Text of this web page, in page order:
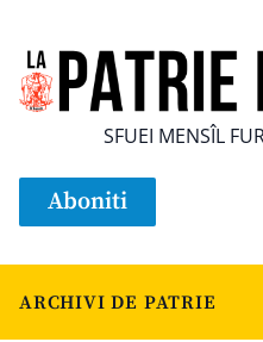
SFUEI MENSÎL
Aboniti
ARCHIVI DE PATRIE